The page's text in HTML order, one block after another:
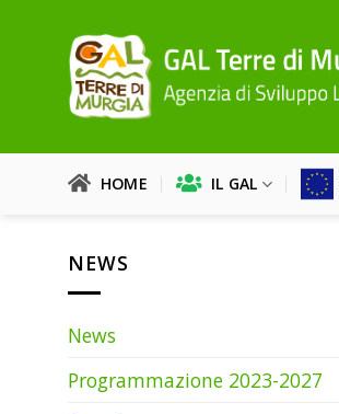
contenuti
HOME IL GAL
NEWS
News
Programmazione 2023-2027